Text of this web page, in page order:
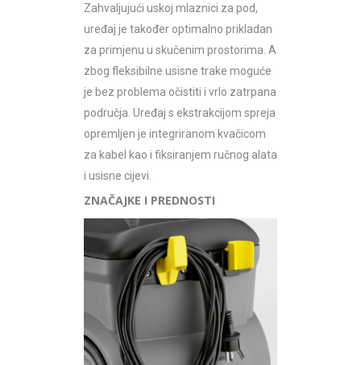
Zahvaljujući uskoj mlaznici za pod,
uređaj je također optimalno prikladan
za primjenu u skučenim prostorima. A
zbog fleksibilne usisne trake moguće
je bez problema očistiti i vrlo zatrpana
područja. Uređaj s ekstrakcijom spreja
opremljen je integriranom kvačicom
za kabel kao i fiksiranjem ručnog alata
i usisne cijevi.
ZNAČAJKE I PREDNOSTI